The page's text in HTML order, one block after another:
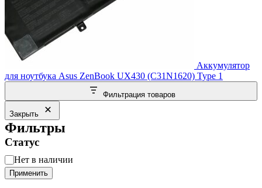
Аккумулятор
для ноутбука Asus ZenBook UX430 (C31N1620) Type 1
Фильтрация товаров
Закрыть
Фильтры
Статус
Статус
Нет в наличии
Применить